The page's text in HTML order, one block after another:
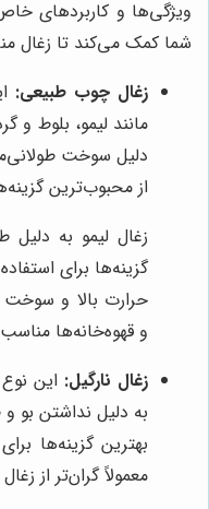
ویژگی‌ها و کاربردهای
شما کمک می‌کند تا زغال
زغال چوب طبیعی:
مانند لیمو، بلوط
دلیل سوخت
از محبوب‌ترین
زغال لیمو به دلیل
گزینه‌ها برای
حرارت بالا و سوخت
و قهوه‌خانه‌ها
زغال نارگیل: این
به دلیل نداشتن بو
بهترین گزینه‌ها
معمولاً گران‌تر از